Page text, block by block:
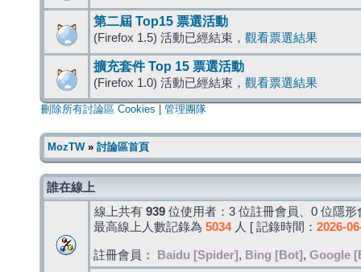
第二屆 Top15 票選活動
(Firefox 1.5) 活動已經結束， 觀看票選結果
擴充套件 Top 15 票選活動
(Firefox 1.0) 活動已經結束， 觀看票選結果
刪除所有討論區 Cookies 管理團隊
MozTW» 討論區首頁
誰在線上
線上共有 939 位使用者：3 位註冊會員、0 位隱
最高線上人數記錄為 5034人 [ 記錄時間： 2026-
註冊會員： Baidu [Spider] , Bing [Bot] , Google